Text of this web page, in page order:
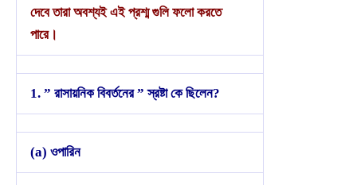
দেবে তারা অবশ্যই এই প্রশ্ম গুলি ফলো করতে
পারে।
1. ” রাসায়নিক বিবর্তনের ” স্রষ্টা কে ছিলেন?
(a) ওপারিন